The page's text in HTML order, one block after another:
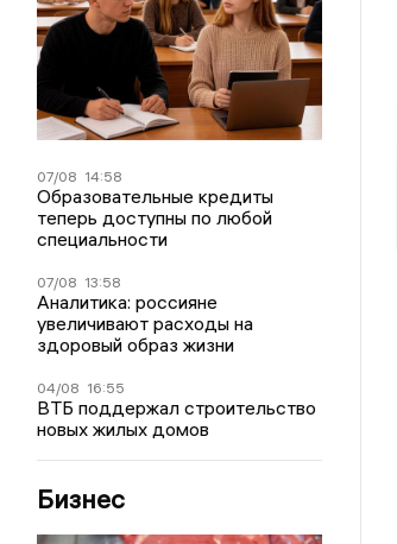
07/08 14:58
Образовательные кредиты
теперь доступны по любой
специальности
07/08 13:58
Аналитика: россияне
увеличивают расходы на
здоровый образ жизни
04/08 16:55
ВТБ поддержал строительство
новых жилых домов
Бизнес